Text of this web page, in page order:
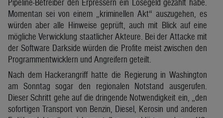
Momentan sei von einem „kriminellen Akt“ auszugehen, es
würden aber alle Hinweise geprüft, auch mit Blick auf eine
mögliche Verwicklung staatlicher Akteure. Bei der Attacke mit
der Software Darkside würden die Profite meist zwischen den
Programmentwicklern und Angreifern geteilt.
Nach dem Hackerangriff hatte die Regierung in Washington
am Sonntag sogar den regionalen Notstand ausgerufen.
Dieser Schritt gehe auf die dringende Notwendigkeit ein, „den
sofortigen Transport von Benzin, Diesel, Kerosin und anderen